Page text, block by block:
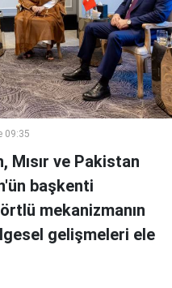
09:35
Mısır ve Pakistan
başkenti
mekanizmanın
gelişmeleri ele